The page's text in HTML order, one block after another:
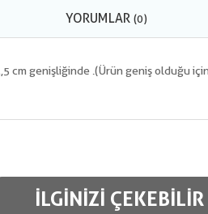
YORUMLAR (0)
genişliğinde .(Ürün geniş olduğu için
İLGINIZI ÇEKEBILIR